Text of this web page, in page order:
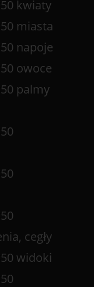
kwiaty
miasta
napoje
owoce
palmy
cegły
widoki